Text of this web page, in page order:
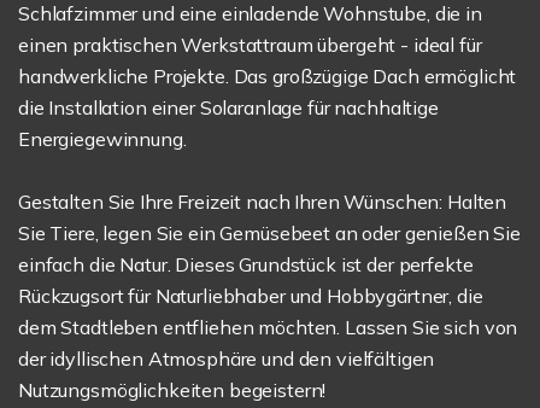
Schlafzimmer und eine einladende Wohnstube, die in
einen praktischen Werkstattraum übergeht - ideal für
handwerkliche Projekte. Das großzügige Dach ermöglicht
die Installation einer Solaranlage für nachhaltige
Energiegewinnung.
Gestalten Sie Ihre Freizeit nach Ihren Wünschen: Halten
Sie Tiere, legen Sie ein Gemüsebeet an oder genießen Sie
einfach die Natur. Dieses Grundstück ist der perfekte
Rückzugsort für Naturliebhaber und Hobbygärtner, die
dem Stadtleben entfliehen möchten. Lassen Sie sich von
der idyllischen Atmosphäre und den vielfältigen
Nutzungsmöglichkeiten begeistern!